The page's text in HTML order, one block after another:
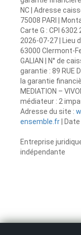
NC | Adresse
75008 PARI |
Carte G : CPI
2026-07-27 | Lieu
63000 Clermont-
GALIAN | N° de
garantie : 89 RUE
la garantie
MEDIATION –
médiateur : 2
Adresse du site :
ensemble.fr |
Entreprise
indépendante